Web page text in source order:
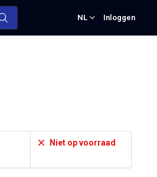
NL Inloggen
Niet op voorraad